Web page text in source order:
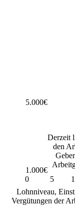
5.000€
1.000€
0
5
Derzeit
den
Lohnniveau,
Vergütungen der